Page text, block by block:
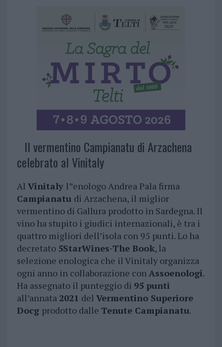
Il vermentino Campianatu di Arzachena
celebrato al Vinitaly
Al Vinitaly l”enologo Andrea Pala firma
Campianatu di Arzachena, il miglior
vermentino di Gallura prodotto in Sardegna. Il
vino ha stupito i giudici internazionali, è tra i
quattro migliori dell’isola con 95 punti. Lo ha
decretato 5StarWines-The Book, la
selezione enologica che il Vinitaly organizza
ogni anno in collaborazione conAssoenologi.
Ha assegnato il punteggio di 95 punti
all’annata 2021 del Vermentino Superiore
Docg prodotto dalle Tenute Campianatu.